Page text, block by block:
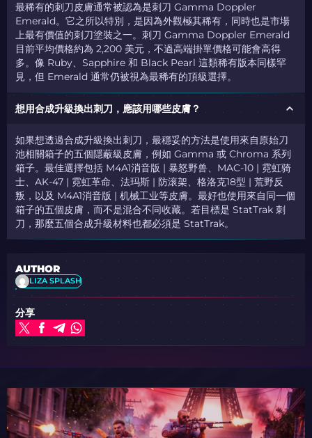
最稀有的刺刀皮膚通常被認為是刺刀 Gamma Doppler
Emerald。它之所以特別，是因為外觀極其稀有，同時也是市場
上最有價值的刺刀塗裝之一。刺刀 Gamma Doppler Emerald
目前平均價格約為 2,200 美元，不過高端掛單價格可能會高得
多。像 Ruby、Sapphire 和 Black Pearl 這類稀有版本同樣罕
見，但 Emerald 通常仍被視為最稀有的頂級選擇。
想用合成升級換出刺刀，應該用哪些皮膚？
如果想透過合成升級換出刺刀，最穩妥的方法是使用來自原始刀
池相關箱子的五個隱蔽級皮膚，例如 Gamma 或 Chroma 系列
箱子。最佳選擇包括 M4A1消音版 | 暴怒野兽、MAC-10 | 霓虹骑
士、AK-47 | 霓虹革命、法玛斯 | 防滚架、格洛克18型 | 荒野反
叛，以及 M4A1消音版 | 机械工业等皮膚。最好也使用來自同一個
箱子的五個皮膚，而不是混合不同收藏。若目標是 StatTrak 刺
刀，那麼五個合成升級材料也都必須是 StatTrak。
AUTHOR
LIZA SPLASH
分享